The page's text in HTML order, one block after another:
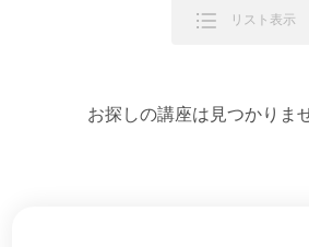
リスト表示
お探しの講座は見つかりま